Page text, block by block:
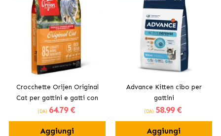
Crocchette Orijen Original
Cat per gattini e gatti con
pollo
(DA) 64.79 €
Aggiungi
Advance Kitten cibo per
gattini
(DA) 58.99 €
Aggiungi